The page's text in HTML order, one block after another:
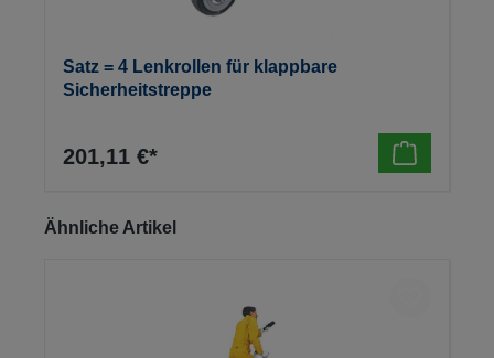
Satz = 4 Lenkrollen für klappbare
Sicherheitstreppe
201,11 €*
Produktgalerie überspringen
Ähnliche Artikel